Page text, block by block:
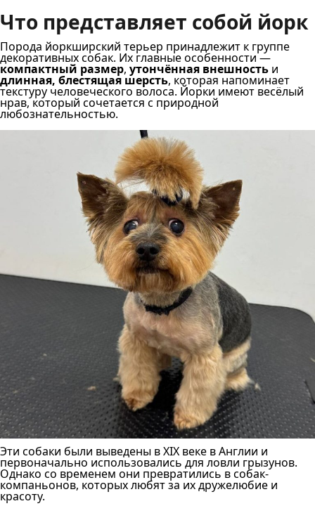
Что представляет собой йорк
Порода йоркширский терьер принадлежит к группе
декоративных собак. Их главные особенности —
компактный размер, утончённая внешность и
длинная, блестящая шерсть, которая напоминает
текстуру человеческого волоса. Йорки имеют весёлый
нрав, который сочетается с природной
любознательностью.
Эти собаки были выведены в XIX веке в Англии и
первоначально использовались для ловли грызунов.
Однако со временем они превратились в собак-
компаньонов, которых любят за их дружелюбие и
красоту.